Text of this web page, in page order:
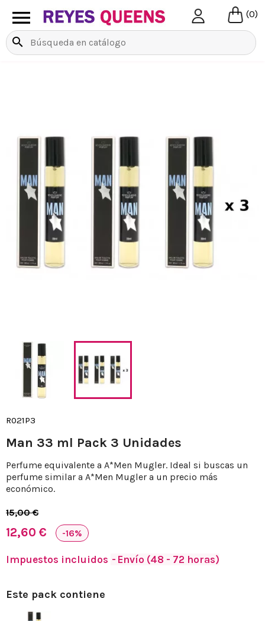
 (0)
search
R021P3
Man 33 ml Pack 3 Unidades
Perfume equivalente a A*Men Mugler. Ideal si buscas un
perfume similar a A*Men Mugler a un precio más
económico.
15,00 €
12,60 € -16%
Impuestos incluidos Envío (48 - 72 horas)
Este pack contiene